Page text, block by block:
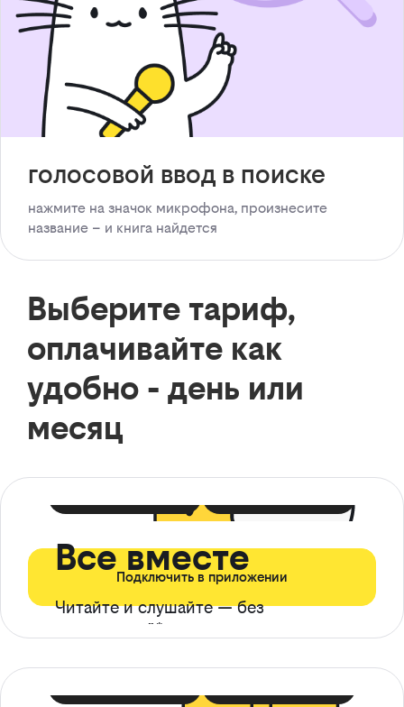
голосовой ввод в поиске
нажмите на значок микрофона, произнесите
название – и книга найдется
Выберите тариф,
оплачивайте как
удобно - день или
месяц
Все вместе
Читайте и слушайте — без
ограничений*
Подключить в приложении